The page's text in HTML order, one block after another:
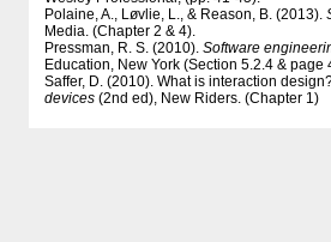
Polaine, A., Løvlie, L., & Reason, B. (2013).
Media. (Chapter 2 & 4).
Pressman, R. S. (2010). Software
Education, New York (Section 5.2.4 & page
Saffer, D. (2010). What is interaction
devices (2nd ed), New Riders. (Chapter 1)